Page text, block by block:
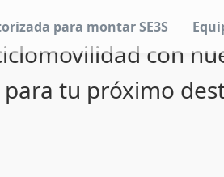
para montar SE3S
con
tu próximo